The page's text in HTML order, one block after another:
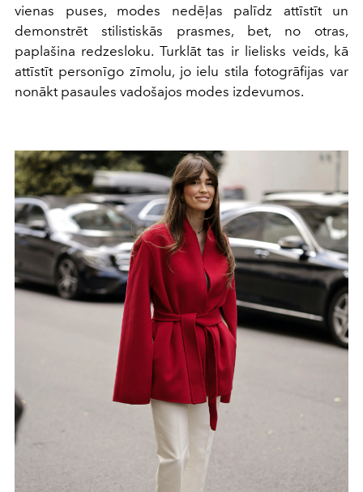
vienas puses, modes nedēļas palīdz attīstīt un
demonstrēt stilistiskās prasmes, bet, no otras,
paplašina redzesloku. Turklāt tas ir lielisks veids, kā
attīstīt personīgo zīmolu, jo ielu stila fotogrāfijas var
nonākt pasaules vadošajos modes izdevumos.